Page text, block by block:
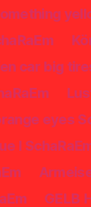
car big
eyes
I
GELB